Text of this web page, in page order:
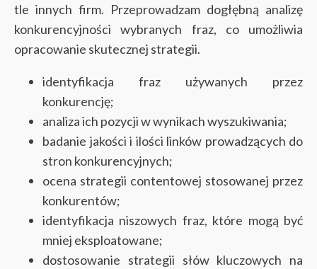
tle innych firm. Przeprowadzam dogłębną analizę
konkurencyjności wybranych fraz, co umożliwia
opracowanie skutecznej strategii.
identyfikacja fraz używanych przez
konkurencję;
analiza ich pozycji w wynikach wyszukiwania;
badanie jakości i ilości linków prowadzących do
stron konkurencyjnych;
ocena strategii contentowej stosowanej przez
konkurentów;
identyfikacja niszowych fraz, które mogą być
mniej eksploatowane;
dostosowanie strategii słów kluczowych na